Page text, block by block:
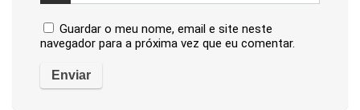
Guardar o meu nome, email e site neste
navegador para a próxima vez que eu comentar.